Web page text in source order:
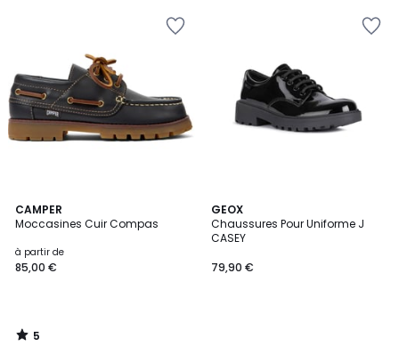
CAMPER
Moccasines Cuir Compas
à partir de
85,00 €
5
/
5
/
GEOX
Chaussures Pour Uniforme J
CASEY
79,90 €